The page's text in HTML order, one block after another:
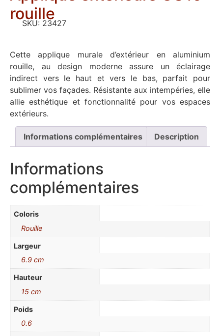
rouille
SKU: 23427
Cette applique murale d’extérieur en aluminium
rouille, au design moderne assure un éclairage
indirect vers le haut et vers le bas, parfait pour
sublimer vos façades. Résistante aux intempéries, elle
allie esthétique et fonctionnalité pour vos espaces
extérieurs.
Informations complémentaires Description
Informations
complémentaires
Coloris
Rouille
Largeur
6.9 cm
Hauteur
15 cm
Poids
0.6